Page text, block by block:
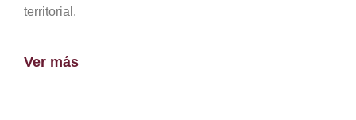
territorial.
Ver más